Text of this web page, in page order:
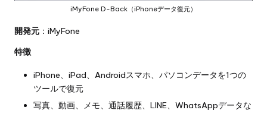
iMyFone D-Back（iPhoneデータ復元）
開発元 ：iMyFone
特徴
iPhone、iPad、Androidスマホ、パソコンデータを1つの
ツールで復元
写真、動画、メモ、通話履歴、LINE、WhatsAppデータな